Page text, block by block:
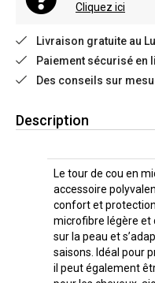
Cliquez ici
Livraison gratuite au
Paiement sécurisé en
Des conseils sur
Description
Le tour de cou en
accessoire
confort et
microfibre légère et
sur la peau et
saisons. Idéal pour
il peut également